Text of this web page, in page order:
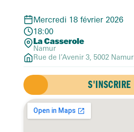
Mercredi 18 février 2026
18:00
La Casserole
Namur
Rue de l’Avenir 3, 5002 Namur
S'INSCRIRE